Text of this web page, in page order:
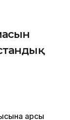
қарсы